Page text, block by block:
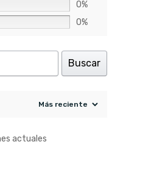
0%
0%
Buscar
actuales